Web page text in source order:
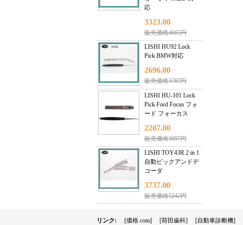
応
3323.00
販売価格4665円
LISHI HU92 Lock
Pick BMW対応
2696.00
販売価格3787円
LISHI HU-101 Lock
Pick Ford Focus フォ
ード フォーカス
2207.00
販売価格3097円
LISHI TOY43R 2 in 1
自動ピックアンドデ
コーダ
3737.00
販売価格5242円
リンク: [価格.com] [荷田歯科] [自動車診断機]